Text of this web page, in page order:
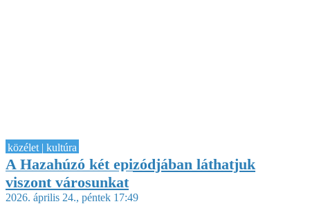
közélet | kultúra
A Hazahúzó két epizódjában láthatjuk
viszont városunkat
2026. április 24., péntek 17:49